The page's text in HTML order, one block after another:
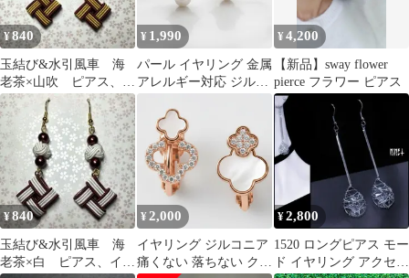
¥840
玉結び&水引風車 海
老茶×山吹 ピアス、イ
ヤリング
¥ 1,990
パール イヤリング 金属
アレルギー対応 ジルコ
ノンホールピアス デイ
リー シンプル 小さめ
ピンク ホワイト ガーリ
ー 大人可愛い
¥4,200
【新品】sway flower
pierce フラワー ピアス
¥840
玉結び&水引風車 海
老茶×白 ピアス、イヤ
¥2,000
イヤリング ジルコニア
痛くない 落ちない クロ
¥2,800
1520 ロングピアス モー
ド イヤリング アクセサ